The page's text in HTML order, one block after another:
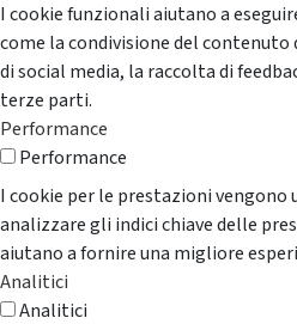
I cookie funzionali aiutano a
come la condivisione del
di social media, la raccolta di
terze parti.
Performance
Performance
I cookie per le prestazioni
analizzare gli indici chiave delle
aiutano a fornire una migliore
Analitici
Analitici